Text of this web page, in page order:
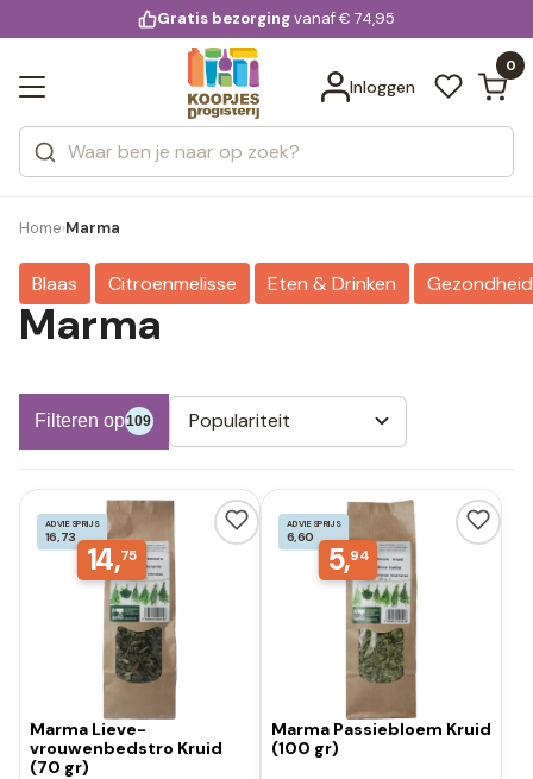
voor 20:00 uur besteld
Gratis bezorgingvanaf € 74,95
Inloggen
0
Zoeken
Categorieën
Merken
Bekijk alle resultaten
Home›Marma
Blaas Citroenmelisse Eten & Drinken Gezondheid
Marma
Filteren op109 Populariteit
ADVIESPRIJS
16,73
14,75
Marma Lieve-
vrouwenbedstro Kruid
(70 gr)
ADVIESPRIJS
6,60
5,94
Marma Passiebloem Kruid
(100 gr)